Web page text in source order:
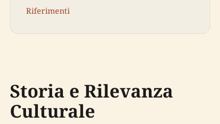
Riferimenti
Storia e Rilevanza
Culturale